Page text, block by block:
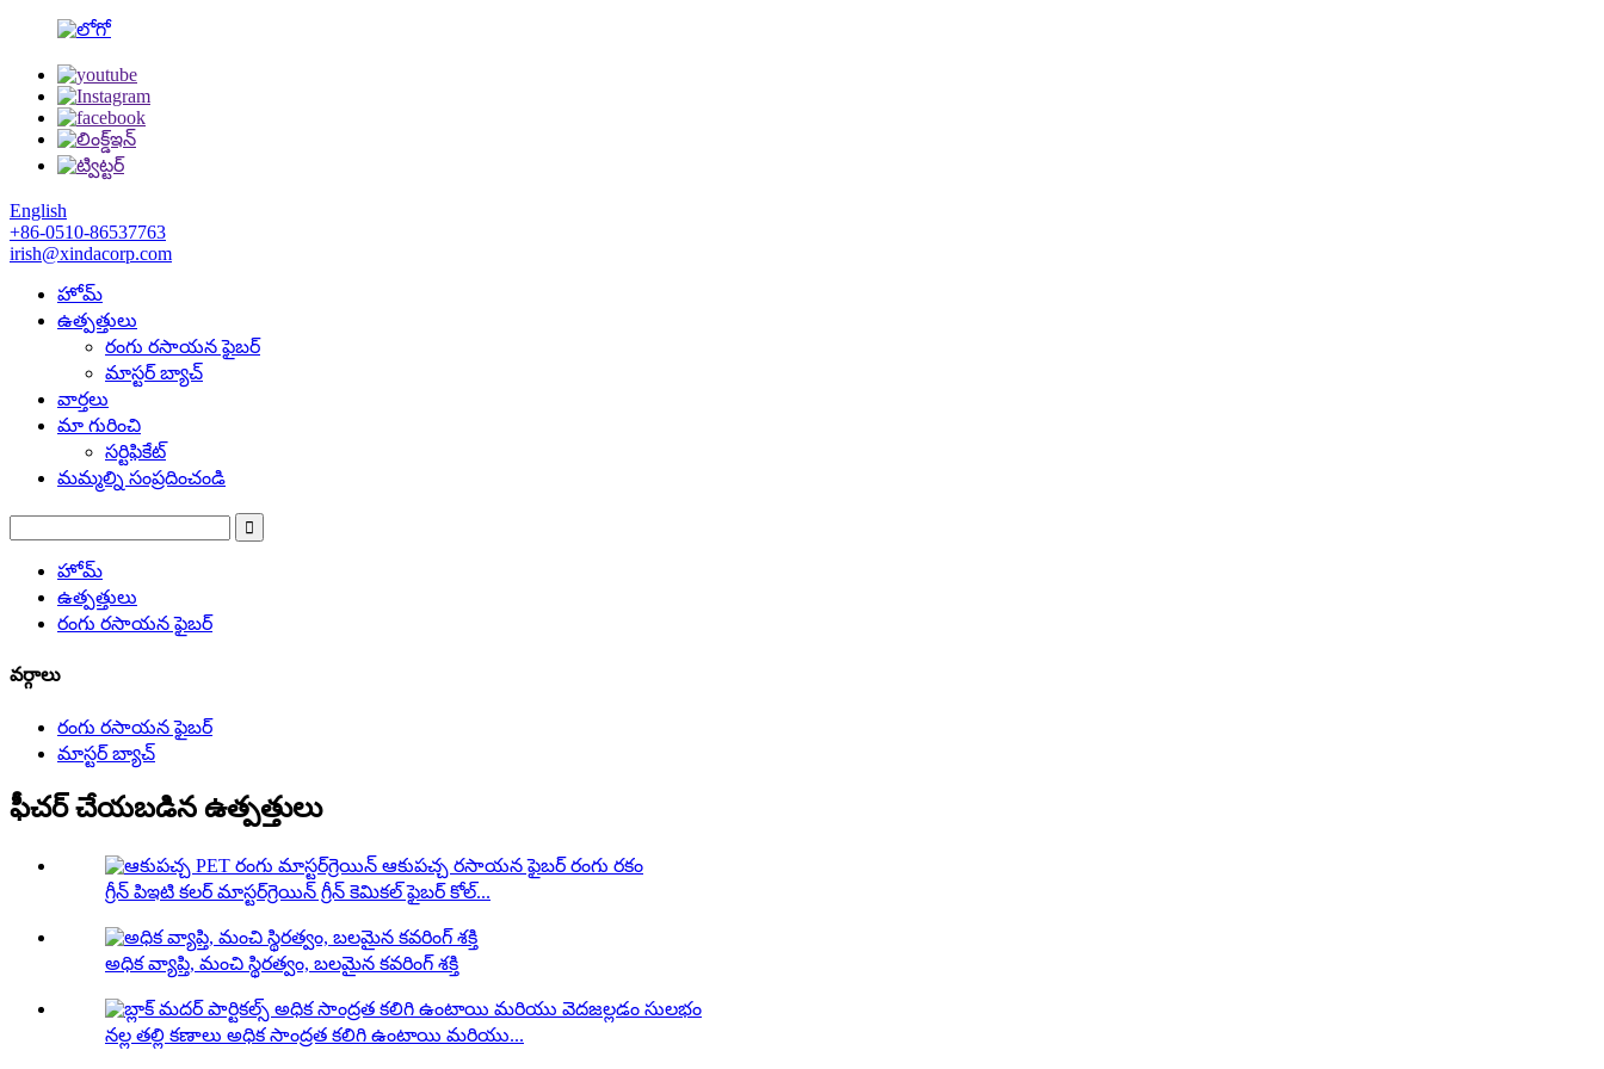
English
+86-0510-86537763
irish@xindacorp.com
హోమ్
ఉత్పత్తులు
రంగు రసాయన ఫైబర్
మాస్టర్ బ్యాచ్
వార్తలు
మా గురించి
సర్టిఫికేట్
మమ్మల్ని సంప్రదించండి
హోమ్
ఉత్పత్తులు
రంగు రసాయన ఫైబర్
వర్గాలు
రంగు రసాయన ఫైబర్
మాస్టర్ బ్యాచ్
ఫీచర్ చేయబడిన ఉత్పత్తులు
గ్రీన్ పిఇటి కలర్ మాస్టర్‌గ్రెయిన్ గ్రీన్ కెమికల్ ఫైబర్ కోల్...
అధిక వ్యాప్తి, మంచి స్థిరత్వం, బలమైన కవరింగ్ శక్తి
నల్ల తల్లి కణాలు అధిక సాంద్రత కలిగి ఉంటాయి మరియు...